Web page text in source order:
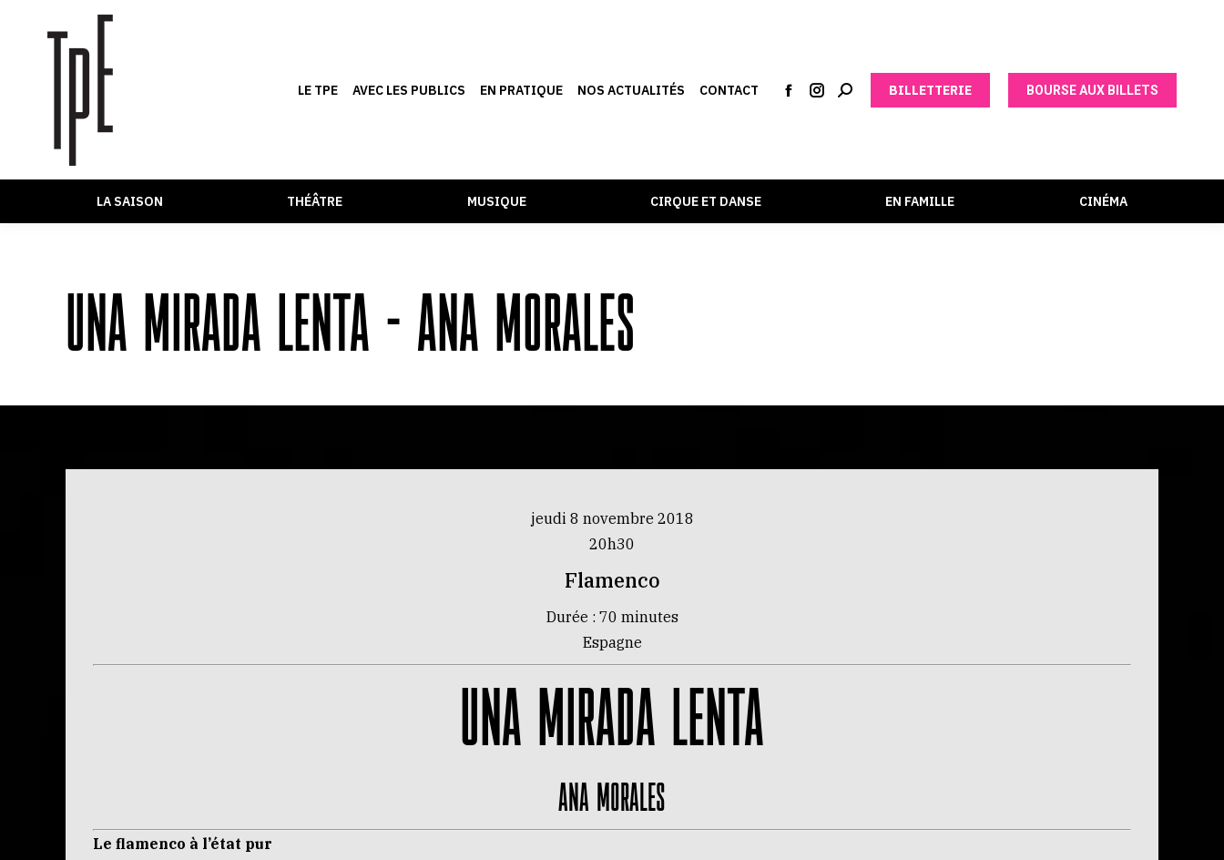
LE TPE AVEC LES PUBLICS EN PRATIQUE NOS ACTUALITÉS CONTACT BILLETTERIE BOURSE AUX BILLETS
LA SAISON THÉÂTRE MUSIQUE CIRQUE ET DANSE EN FAMILLE CINÉMA
UNA MIRADA LENTA – ANA MORALES
jeudi 8 novembre 2018
20h30
Flamenco
Durée : 70 minutes
Espagne
UNA MIRADA LENTA
Ana Morales
Le flamenco à l’état pur